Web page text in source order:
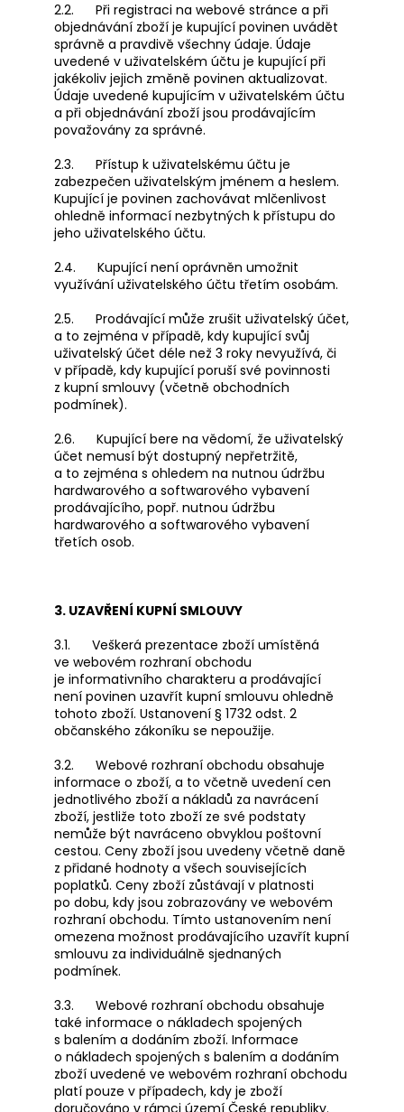
2.2. Při registraci na webové stránce a při
objednávání zboží je kupující povinen uvádět
správně a pravdivě všechny údaje. Údaje
uvedené v uživatelském účtu je kupující při
jakékoliv jejich změně povinen aktualizovat.
Údaje uvedené kupujícím v uživatelském účtu
a při objednávání zboží jsou prodávajícím
považovány za správné.
2.3. Přístup k uživatelskému účtu je
zabezpečen uživatelským jménem a heslem.
Kupující je povinen zachovávat mlčenlivost
ohledně informací nezbytných k přístupu do
jeho uživatelského účtu.
2.4. Kupující není oprávněn umožnit
využívání uživatelského účtu třetím osobám.
2.5. Prodávající může zrušit uživatelský účet,
a to zejména v případě, kdy kupující svůj
uživatelský účet déle než 3 roky nevyužívá, či
v případě, kdy kupující poruší své povinnosti
z kupní smlouvy (včetně obchodních
podmínek).
2.6. Kupující bere na vědomí, že uživatelský
účet nemusí být dostupný nepřetržitě,
a to zejména s ohledem na nutnou údržbu
hardwarového a softwarového vybavení
prodávajícího, popř. nutnou údržbu
hardwarového a softwarového vybavení
třetích osob.
3. UZAVŘENÍ KUPNÍ SMLOUVY
3.1. Veškerá prezentace zboží umístěná
ve webovém rozhraní obchodu
je informativního charakteru a prodávající
není povinen uzavřít kupní smlouvu ohledně
tohoto zboží. Ustanovení § 1732 odst. 2
občanského zákoníku se nepoužije.
3.2. Webové rozhraní obchodu obsahuje
informace o zboží, a to včetně uvedení cen
jednotlivého zboží a nákladů za navrácení
zboží, jestliže toto zboží ze své podstaty
nemůže být navráceno obvyklou poštovní
cestou. Ceny zboží jsou uvedeny včetně daně
z přidané hodnoty a všech souvisejících
poplatků. Ceny zboží zůstávají v platnosti
po dobu, kdy jsou zobrazovány ve webovém
rozhraní obchodu. Tímto ustanovením není
omezena možnost prodávajícího uzavřít kupní
smlouvu za individuálně sjednaných
podmínek.
3.3. Webové rozhraní obchodu obsahuje
také informace o nákladech spojených
s balením a dodáním zboží. Informace
o nákladech spojených s balením a dodáním
zboží uvedené ve webovém rozhraní obchodu
platí pouze v případech, kdy je zboží